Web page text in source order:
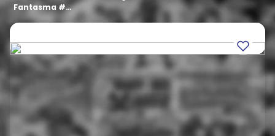
Fantasma #
272